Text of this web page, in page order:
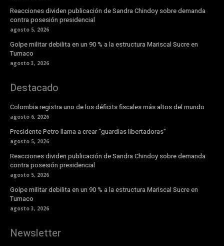
Reacciones dividen publicación de Sandra Chindoy sobre demanda
contra posesión presidencial
agosto 5, 2026
Golpe militar debilita en un 90 % a la estructura Mariscal Sucre en
Tumaco
agosto 3, 2026
Destacado
Colombia registra uno de los déficits fiscales más altos del mundo
agosto 6, 2026
Presidente Petro llama a crear “guardias libertadoras”
agosto 5, 2026
Reacciones dividen publicación de Sandra Chindoy sobre demanda
contra posesión presidencial
agosto 5, 2026
Golpe militar debilita en un 90 % a la estructura Mariscal Sucre en
Tumaco
agosto 3, 2026
Newsletter